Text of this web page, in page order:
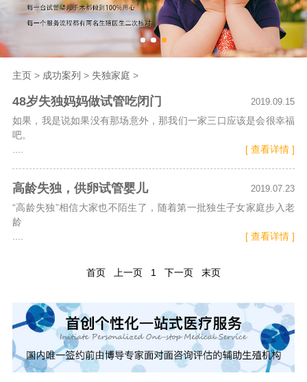
冻卵/冻精
海外生殖
新闻资讯
主页> 成功案列 > 失独家庭 >
48岁失独妈妈做试管吃闭门 2019.09.15
如果，我是说如果没有那场意外，那我们一家三口应该是会很幸福
吧。
[ 查看详情 ]
高龄失独，供卵试管婴儿 2019.07.23
“高龄失独”相信大家也不陌生了，随着第一批独生子女家庭步入老
龄
[ 查看详情 ]
首页 上一页 1 下一页 末页